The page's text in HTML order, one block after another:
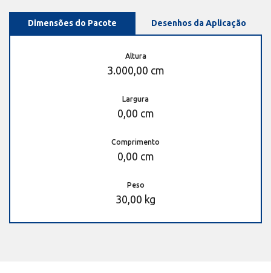
Dimensões do Pacote Desenhos da Aplicação
Altura
3.000,00 cm
Largura
0,00 cm
Comprimento
0,00 cm
Peso
30,00 kg